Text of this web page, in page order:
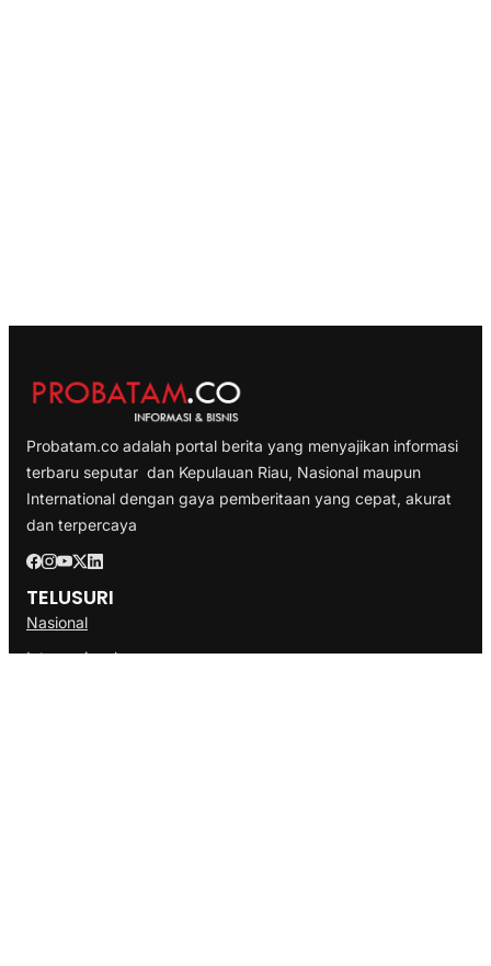
Probatam.co adalah portal berita yang menyajikan informasi
terbaru seputar dan Kepulauan Riau, Nasional maupun
International dengan gaya pemberitaan yang cepat, akurat
dan terpercaya
TELUSURI
Nasional
Internasional